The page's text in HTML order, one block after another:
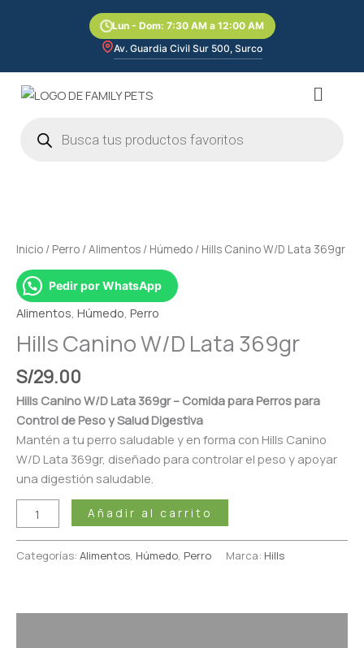
Lun - Dom: 7:30 AM a 12:00 AM
Av. Guardia Civil Sur 500, Surco
Menú
productos
Inicio / Perro /Alimentos / Húmedo / Hills Canino W/D Lata 369gr
Pedir por WhatsApp
Alimentos Húmedo Perro
Hills Canino W/D Lata 369gr
S/29.00
Hills Canino W/D Lata 369gr – Comida para Perros para
Control de Peso y Salud Digestiva
Mantén a tu perro saludable y en forma con Hills Canino
W/D Lata 369gr, diseñado para controlar el peso y apoyar
una digestión saludable.
Lata
cantidad
Añadir al carrito
Categorías: Alimentos, Húmedo, Perro Marca: Hills